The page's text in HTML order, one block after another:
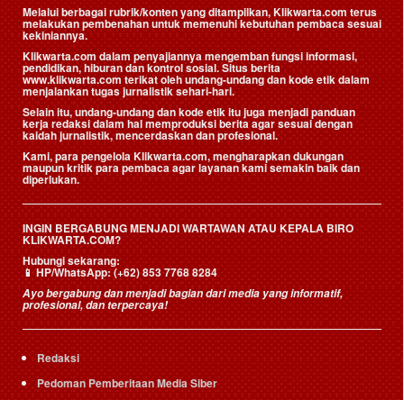
Melalui berbagai rubrik/konten yang ditampilkan, Klikwarta.com terus
melakukan pembenahan untuk memenuhi kebutuhan pembaca sesuai
kekiniannya.
Klikwarta.com dalam penyajiannya mengemban fungsi informasi,
pendidikan, hiburan dan kontrol sosial. Situs berita
www.klikwarta.com terikat oleh undang-undang dan kode etik dalam
menjalankan tugas jurnalistik sehari-hari.
Selain itu, undang-undang dan kode etik itu juga menjadi panduan
kerja redaksi dalam hal memproduksi berita agar sesuai dengan
kaidah jurnalistik, mencerdaskan dan profesional.
Kami, para pengelola Klikwarta.com, mengharapkan dukungan
maupun kritik para pembaca agar layanan kami semakin baik dan
diperlukan.
INGIN BERGABUNG MENJADI WARTAWAN ATAU KEPALA BIRO
KLIKWARTA.COM?
Hubungi sekarang:
📱HP/WhatsApp:(+62) 853 7768 8284
Ayo bergabung dan menjadi bagian dari media yang informatif,
profesional, dan terpercaya!
Redaksi
Pedoman Pemberitaan Media Siber